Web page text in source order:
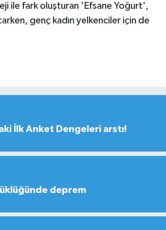
ile fark oluşturan 'Efsane Yoğurt',
genç kadın yelkenciler için de
İlk Anket Dengeleri arstı!
deprem